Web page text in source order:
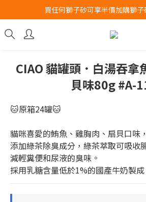
Airbuggy 全線現貨8折！立即
買任何獅子砂可享半價加購獅
Airbuggy 全線現貨8折！立即
CIAO 貓罐頭．白湯吞拿
貝味80g #A-
🐱原箱24罐🐱
貓咪喜愛的鮪魚、雞胸肉、扇貝口味
添加綠茶除臭成分，綠茶萃取可吸收
減輕糞便和尿液的臭味。
採用乳糖含量低於1%的國產牛奶製成